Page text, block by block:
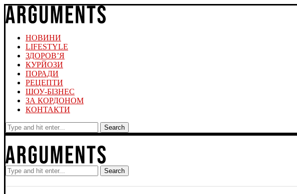
НОВИНИ
LIFESTYLE
ЗДОРОВ’Я
КУРЙОЗИ
ПОРАДИ
РЕЦЕПТИ
ШОУ-БІЗНЕС
ЗА КОРДОНОМ
КОНТАКТИ
Search
Search